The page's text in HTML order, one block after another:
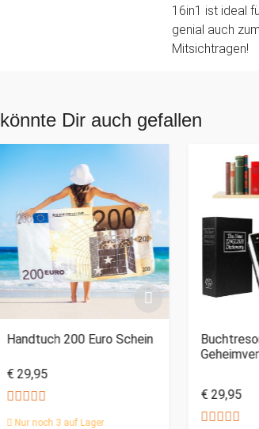
16in1 ist ideal
genial auch
Mitsichtragen!
Dir auch gefallen
Handtuch 200 Euro Schein
€ 29,95
Nur noch 3 auf Lager
€ 29,95